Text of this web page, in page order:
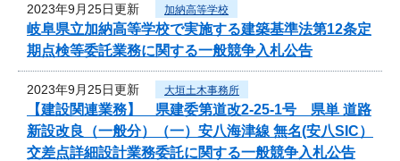
2023年9月25日更新 加納高等学校
岐阜県立加納高等学校で実施する建築基準法第12条定
期点検等委託業務に関する一般競争入札公告
2023年9月25日更新 大垣土木事務所
【建設関連業務】 県建委第道改2-25-1号 県単 道路
新設改良（一般分）（一）安八海津線 無名(安八SIC）
交差点詳細設計業務委託に関する一般競争入札公告